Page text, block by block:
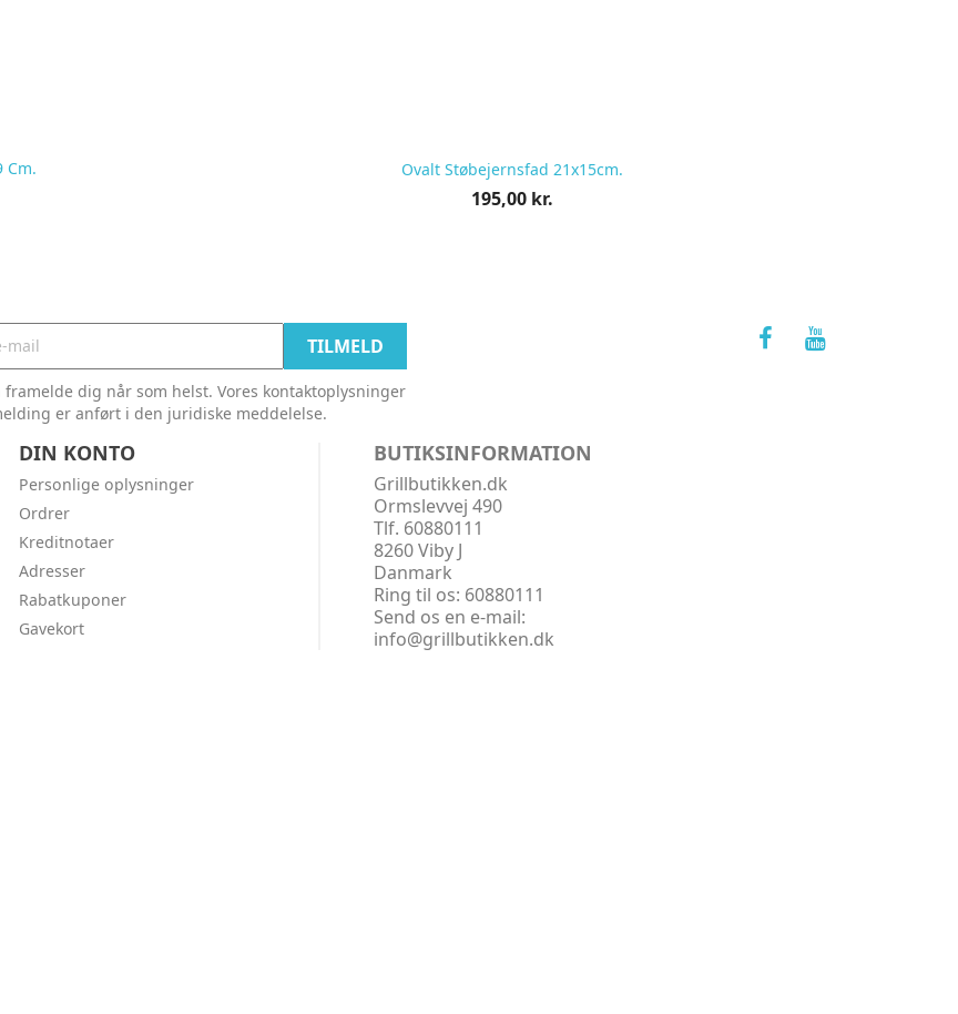
Cm. Ovalt Støbejernsfad 21x15cm.
Pris
195,00 kr.
framelde dig når som helst. Vores kontaktoplysninger
er anført i den juridiske meddelelse.
DIN KONTO
Personlige oplysninger
Ordrer
Kreditnotaer
Adresser
Rabatkuponer
Gavekort
BUTIKSINFORMATION
Grillbutikken.dk
Ormslevvej 490
Tlf. 60880111
8260 Viby J
Danmark
Ring til os: 60880111
Send os en e-mail:
info@grillbutikken.dk